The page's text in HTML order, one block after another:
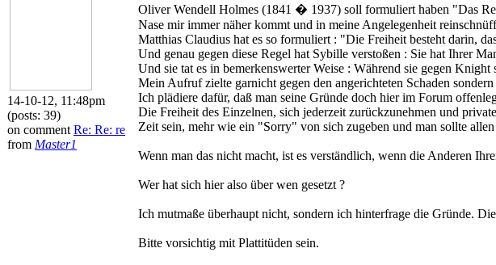
14-10-12, 11:48pm
(posts: 39)
on comment Re: Re: re
from Master1
Oliver Wendell Holmes (1841 � 1937) soll formuliert haben "Das
Nase mir immer näher kommt und in meine Angelegenheit
Matthias Claudius hat es so formuliert : "Die Freiheit besteht darin,
Und genau gegen diese Regel hat Sybille verstoßen : Sie hat Ihrer
Und sie tat es in bemerkenswerter Weise : Während sie gegen
Mein Aufruf zielte garnicht gegen den angerichteten Schaden
Ich plädiere dafür, daß man seine Gründe doch hier im Forum
Die Freiheit des Einzelnen, sich jederzeit zurückzunehmen und
Zeit sein, mehr wie ein "Sorry" von sich zugeben und man sollte
Wenn man das nicht macht, ist es verständlich, wenn die Anderen
Wer hat sich hier also über wen gesetzt ?
Ich mutmaße überhaupt nicht, sondern ich hinterfrage die Gründe.
Bitte vorsichtig mit Plattitüden sein.